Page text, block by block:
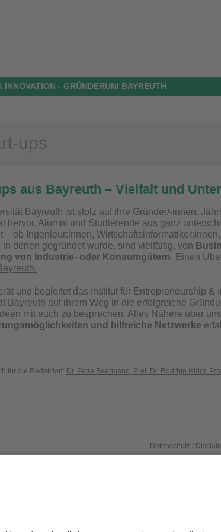
- GRÜNDERUNI BAYREUTH
ups
aus Bayreuth – Vielfalt und
Bayreuth ist stolz auf ihre Gründer/-innen.
hervor. Alumni und Studierende aus ganz
– ob Ingenieur:innen,
in denen gegründet wurde, sind vielfältig, von
von Industrie- oder Konsumgütern. Einen
und begleitet das Institut für Entrepreneurship
Bayreuth auf ihrem Weg in die erfolgreiche
mit euch zu besprechen. Alles Nähere über
und hilfreiche Netzwerke
für die Redaktion: Dr. Petra Beermann, Prof. Dr. Rodrigo Isidor,
Datenschutz /